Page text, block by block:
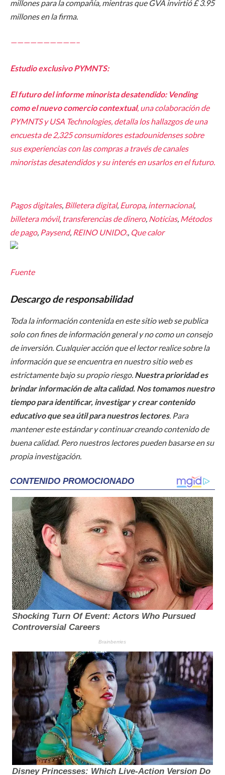
millones para la compañía, mientras que GVA invirtió £ 3.95
millones en la firma.
——————————–
Estudio exclusivo PYMNTS:
El futuro del informe minorista desatendido: Vending
como el nuevo comercio contextual, una colaboración de
PYMNTS y ​​USA Technologies, detalla los hallazgos de una
encuesta de 2,325 consumidores estadounidenses sobre
sus experiencias con las compras a través de canales
minoristas desatendidos y su interés en usarlos en el futuro.
Pagos digitales, Billetera digital, Europa, internacional,
billetera móvil, transferencias de dinero, Noticias, Métodos
de pago, Paysend, REINO UNIDO., Que calor
Fuente
Descargo de responsabilidad
Toda la información contenida en este sitio web se publica
solo con fines de información general y no como un consejo
de inversión. Cualquier acción que el lector realice sobre la
información que se encuentra en nuestro sitio web es
estrictamente bajo su propio riesgo. Nuestra prioridad es
brindar información de alta calidad. Nos tomamos nuestro
tiempo para identificar, investigar y crear contenido
educativo que sea útil para nuestros lectores. Para
mantener este estándar y continuar creando contenido de
buena calidad. Pero nuestros lectores pueden basarse en su
propia investigación.